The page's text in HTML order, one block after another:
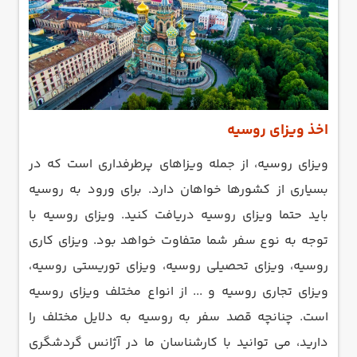
اخذ ویزای روسیه
ویزای روسیه، از جمله ویزاهای پرطرفداری است که در
بسیاری از کشورها خواهان دارد. برای ورود به روسیه
باید حتما ویزای روسیه دریافت کنید. ویزای روسیه با
توجه به نوع سفر شما متفاوت خواهد بود. ویزای کاری
روسیه، ویزای تحصیلی روسیه، ویزای توریستی روسیه،
ویزای تجاری روسیه و ... از انواع مختلف ویزای روسیه
است. چنانچه قصد سفر به روسیه به دلایل مختلف را
دارید، می توانید با کارشناسان ما در آژانس گردشگری